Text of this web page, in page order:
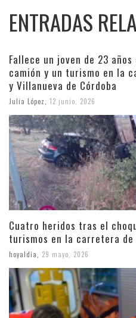
ENTRADAS
Fallece un joven de 23
camión y un turismo en la
y Villanueva de Córdoba
Julia López 12 junio, 2026
Cuatro heridos tras el
turismos en la carretera de
hoyaldia 29 mayo, 2026